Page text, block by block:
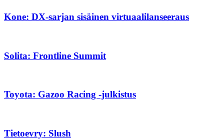
Kone: DX-sarjan sisäinen virtuaalilanseeraus
Solita: Frontline Summit
Toyota: Gazoo Racing -julkistus
Tietoevry: Slush